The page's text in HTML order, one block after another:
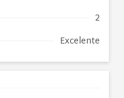
2
Excelente